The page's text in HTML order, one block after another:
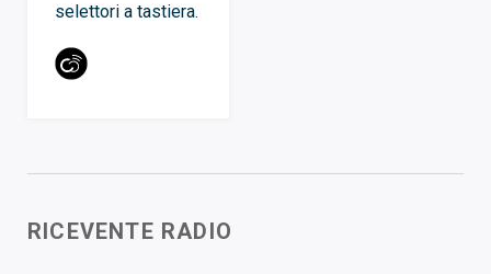
selettori a tastiera.
RICEVENTE RADIO